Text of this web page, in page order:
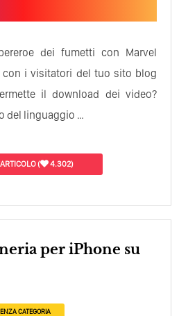
dei fumetti con Marvel
con i visitatori del tuo sito blog
il download dei video?
del linguaggio …
( 4.302)
CATEGORIA